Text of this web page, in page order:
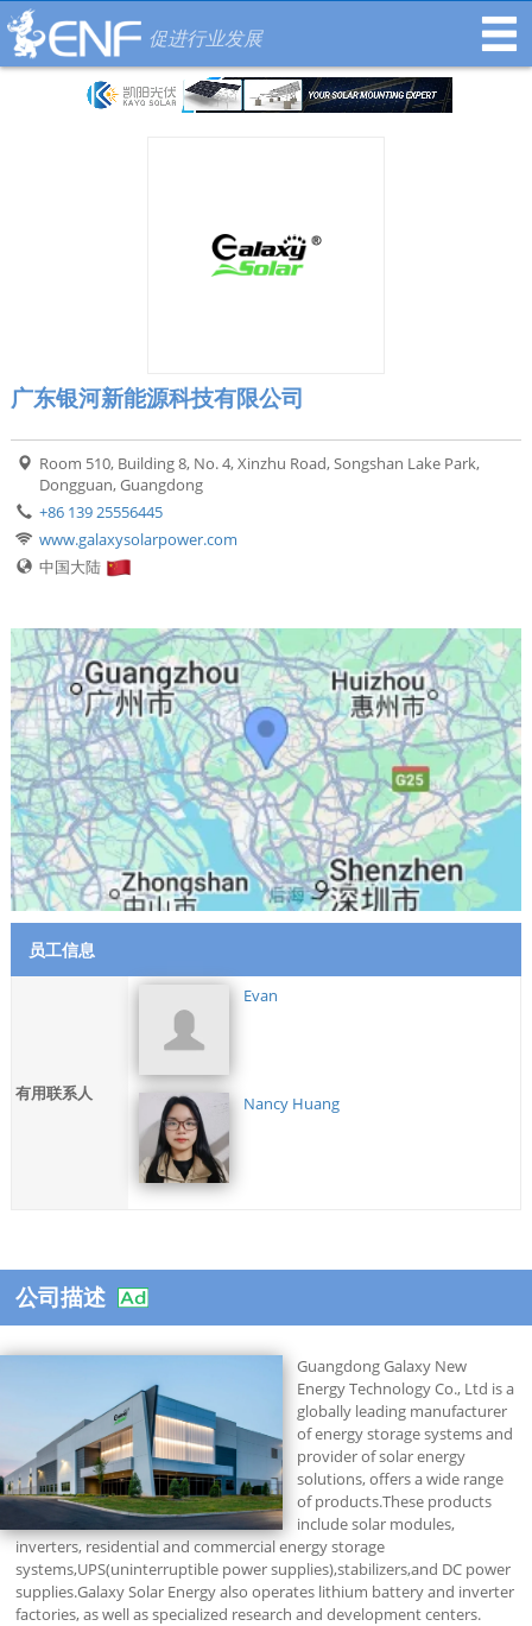
促进行业发展
广东银河新能源科技有限公司
Room 510, Building 8, No. 4, Xinzhu Road, Songshan Lake Park,
Dongguan, Guangdong
+86 139 25556445
www.galaxysolarpower.com
中国大陆
员工信息
有用联系人
Evan
Nancy Huang
公司描述
Guangdong Galaxy New
Energy Technology Co., Ltd is a
globally leading manufacturer
of energy storage systems and
provider of solar energy
solutions, offers a wide range
of products.These products
include solar modules,
inverters, residential and commercial energy storage
systems,UPS(uninterruptible power supplies),stabilizers,and DC power
supplies.Galaxy Solar Energy also operates lithium battery and inverter
factories, as well as specialized research and development centers.